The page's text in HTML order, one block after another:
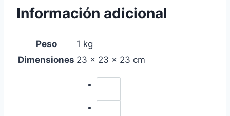
Información adicional
Peso
1 kg
Dimensiones 23 × 23 × 23 cm